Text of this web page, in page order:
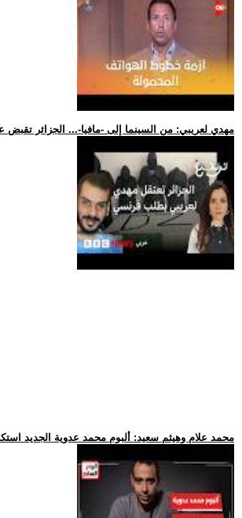
.. مهدي لعريبي: من السينما إلى -مافيا-... الجزائر تقبض
.. محمد علام وهيثم سعيد: ألبوم محمد عدوية الجديد